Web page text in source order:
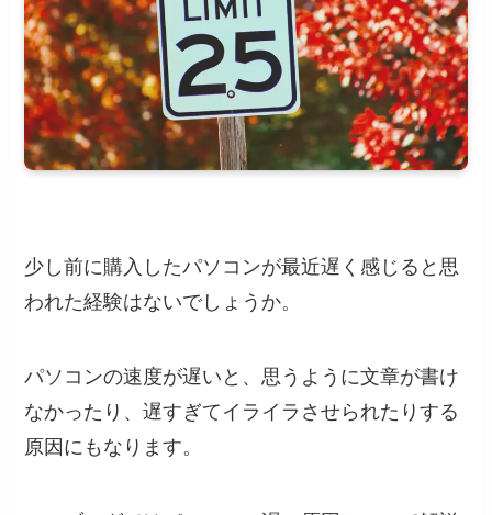
少し前に購入したパソコンが最近遅く感じると思
われた経験はないでしょうか。
パソコンの速度が遅いと、思うように文章が書け
なかったり、遅すぎてイライラさせられたりする
原因にもなります。